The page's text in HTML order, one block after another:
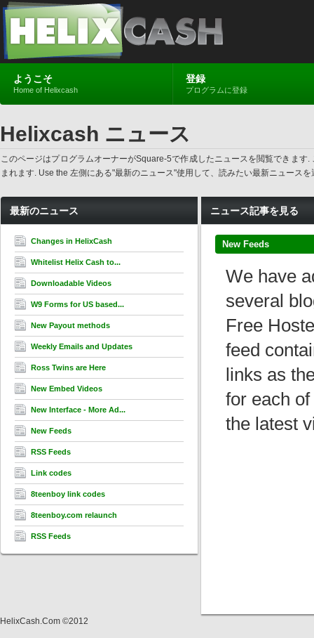
ようこそ
Home of Helixcash
登録
プログラムに登録
Helixcash ニュース
このページはプログラムオーナーがSquare-5で作成したニュースを閲覧できま
まれます. Use the 左側にある"最新のニュース"使用して、読みたい最新ニュース
最新のニュース
Changes in HelixCash
Whitelist Helix Cash to...
Downloadable Videos
W9 Forms for US based...
New Payout methods
Weekly Emails and Updates
Ross Twins are Here
New Embed Videos
New Interface - More Ad...
New Feeds
RSS Feeds
Link codes
8teenboy link codes
8teenboy.com relaunch
RSS Feeds
ニュース記事を見る
New Feeds
We have
several
Free
feed
links as
for each
the latest
HelixCash.Com ©2012